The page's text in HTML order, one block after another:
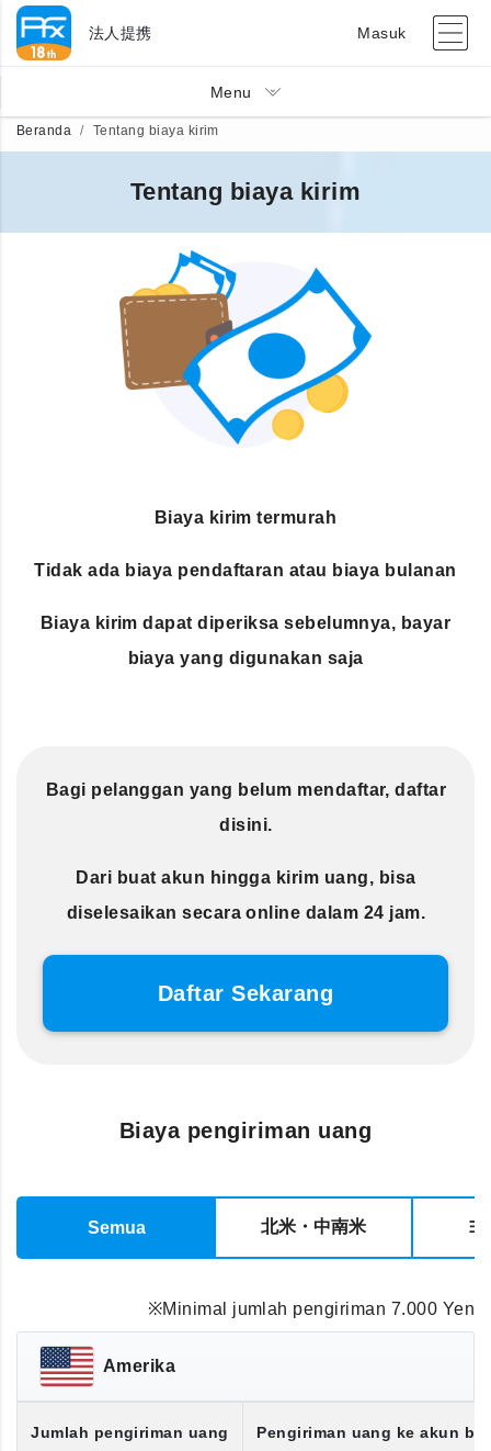
法人提携 Masuk
Menu
Beranda Tentang biaya kirim
Tentang biaya kirim
Biaya kirim termurah
Tidak ada biaya pendaftaran atau biaya bulanan
Biaya kirim dapat diperiksa sebelumnya, bayar
biaya yang digunakan saja
Bagi pelanggan yang belum mendaftar, daftar
disini.
Dari buat akun hingga kirim uang, bisa
diselesaikan secara online dalam 24 jam.
Daftar Sekarang
Biaya pengiriman uang
Semua 北米・中南米 ヨ
※Minimal jumlah pengiriman 7.000 Yen
Amerika
Jumlah pengiriman uang Pengiriman uang ke akun